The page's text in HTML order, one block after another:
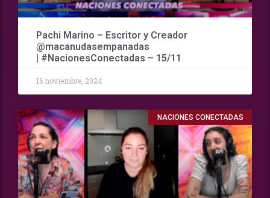
Pachi Marino – Escritor y Creador
@macanudasempanadas
| #NacionesConectadas – 15/11
16 noviembre, 2024
NACIONES CONECTADAS